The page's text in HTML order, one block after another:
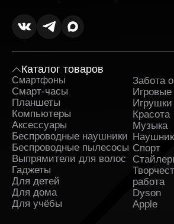
Каталог товаров
Смартфоны
Смарт-часы
Планшеты
Компьютеры
Аксессуары
Беспроводные наушники
Беспроводные пылесосы
Выпрямители для волос
Гаджеты
Для детей
Для дома
Для учёбы
Забота
Игровые
Игрушки
Красота
Музыка
Спорт
работа
Dyson
Apple